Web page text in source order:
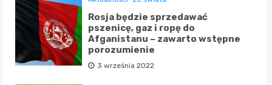
Rosja będzie sprzedawać
pszenicę, gaz i ropę do
Afganistanu – zawarto wstępne
porozumienie
3 września 2022